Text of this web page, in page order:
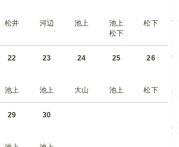
松井 河辺 池上
池上
松下
松下
22
池上
23
池上
24
大山
25
池上
26
松下
29 30